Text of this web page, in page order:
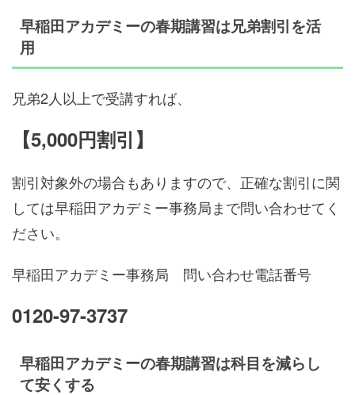
早稲田アカデミーの春期講習は兄弟割引を活
用
兄弟2人以上で受講すれば、
【5,000円割引】
割引対象外の場合もありますので、正確な割引に関
しては早稲田アカデミー事務局まで問い合わせてく
ださい。
早稲田アカデミー事務局 問い合わせ電話番号
0120-97-3737
早稲田アカデミーの春期講習は科目を減らし
て安くする